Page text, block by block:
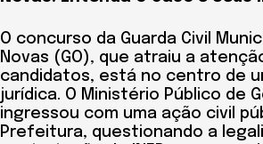
O concurso da Guarda Civil
Novas (GO), que atraiu a
candidatos, está no centro de
jurídica. O Ministério Público de
ingressou com uma ação civil
Prefeitura, questionando a